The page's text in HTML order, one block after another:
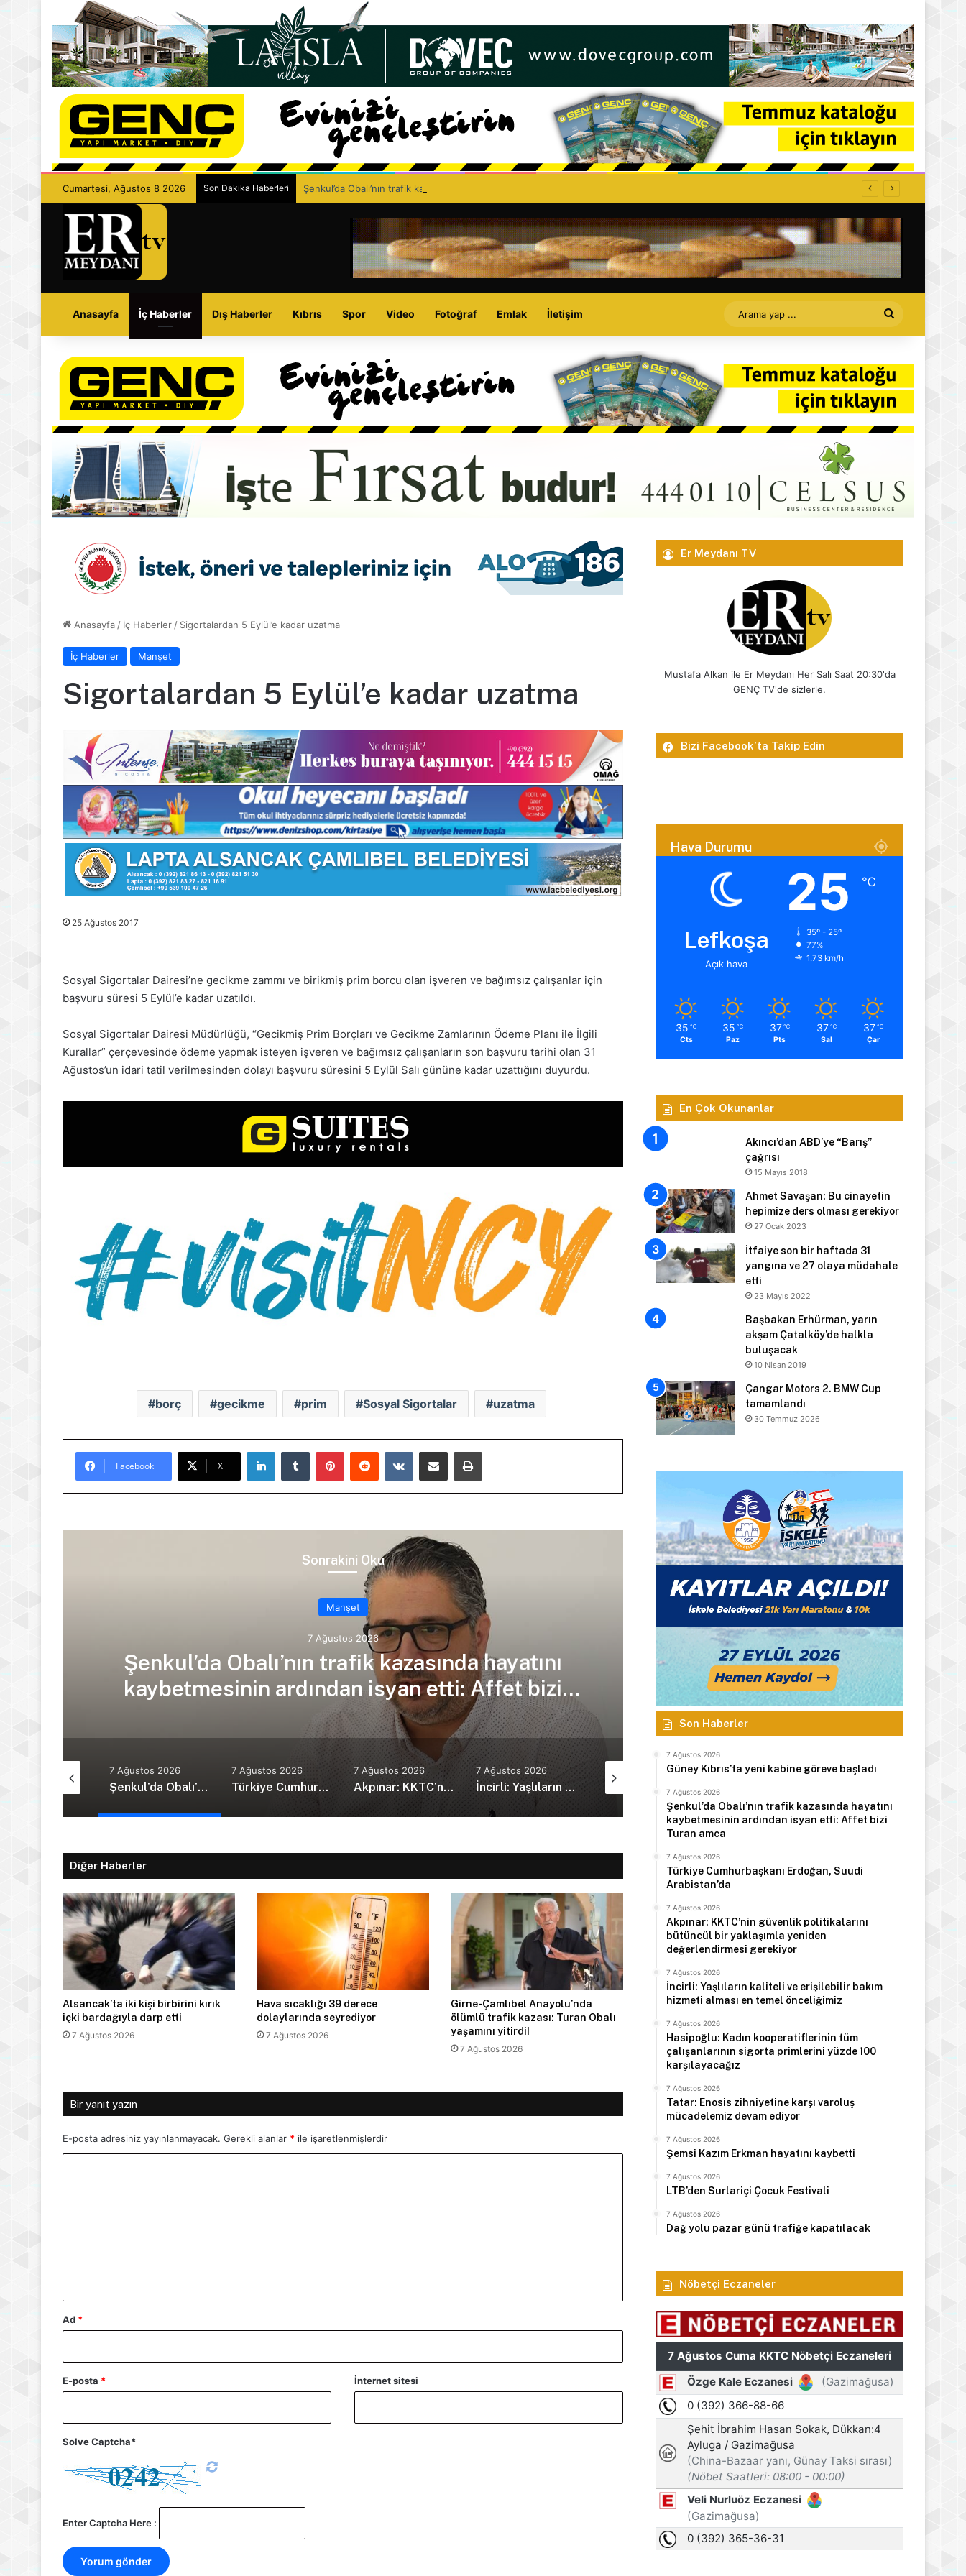
Cumartesi, Ağustos 8 2026 Son Dakika Haberleri Şenkul’da Obalı’nın trafik kazasında hayatını kaybetmesinin ardından isyan etti: Affet bizi Turan amca
Anasayfa İç Haberler Dış Haberler Kıbrıs Spor Video Fotoğraf Emlak İletişim
Arama
yap
...
Anasayfa / İç Haberler / Sigortalardan 5 Eylül’e kadar uzatma
İç Haberler Manşet
Sigortalardan 5 Eylül’e kadar uzatma
25 Ağustos 2017
Sosyal Sigortalar Dairesi’ne gecikme zammı ve birikmiş prim borcu olan işveren ve bağımsız çalışanlar için
başvuru süresi 5 Eylül’e kadar uzatıldı.
Sosyal Sigortalar Dairesi Müdürlüğü, “Gecikmiş Prim Borçları ve Gecikme Zamlarının Ödeme Planı ile İlgili
Kurallar” çerçevesinde ödeme yapmak isteyen işveren ve bağımsız çalışanların son başvuru tarihi olan 31
Ağustos’un idari tatil verilmesinden dolayı başvuru süresini 5 Eylül Salı gününe kadar uzattığını duyurdu.
borç gecikme prim Sosyal Sigortalar uzatma
Facebook X
LinkedInTumblr PinterestReddit VKontakteE-Posta ile paylaş Yazdır
Sonrakini Oku
Manşet
7 Ağustos 2026
Şenkul’da Obalı’nın trafik kazasında hayatını
kaybetmesinin ardından isyan etti: Affet bizi
Turan amca
7 Ağustos 2026
Türkiye Cumhurbaşkanı
Arabistan’da
7 Ağustos 2026
Şenkul’da Obalı’nın trafik kazasında hayatını kaybetmesinin ardından isyan etti: Affet bizi Turan amca
7 Ağustos 2026
Türkiye Cumhurbaşkanı Erdoğan, Suudi Arabistan’da
7 Ağustos 2026
Akpınar: KKTC’nin güvenlik politikalarını bütüncül bir yaklaşımla yeniden değerlendirmesi gerekiyor
7 Ağustos 2026
İncirli: Yaşlıların kaliteli ve erişilebilir bakım hizmeti alması en temel önceliğimiz
7 Ağustos 2026
Hasipoğlu: Kadın kooperatiflerinin tüm çalışanlarının sigorta primlerini yüzde 100 karşılayacağız
7 Ağustos 2026 7 Ağustos 2026
Diğer Haberler
Alsancak’ta iki kişi birbirini kırık
içki bardağıyla darp etti
7 Ağustos 2026
Hava sıcaklığı 39 derece
dolaylarında seyrediyor
7 Ağustos 2026
Girne-Çamlıbel Anayolu’nda
ölümlü trafik kazası: Turan Obalı
yaşamını yitirdi!
7 Ağustos 2026
Bir yanıt yazın
E-posta adresiniz yayınlanmayacak. Gerekli alanlar * ile işaretlenmişlerdir
Ad *
E-posta * İnternet sitesi
Solve Captcha*
Enter Captcha Here :
Er Meydanı TV
Mustafa Alkan ile Er Meydanı Her Salı Saat 20:30'da
GENÇ TV'de sizlerle.
Bizi Facebook’ta Takip Edin
Hava Durumu
Lefkoşa
Açık hava
25 ℃
35º - 25º
77%
1.73 km/h
35 ℃
Cts
35 ℃
Paz
37 ℃
Pts
37 ℃
Sal
37 ℃
Çar
En Çok Okunanlar
Akıncı’dan ABD’ye “Barış”
çağrısı
15 Mayıs 2018
Ahmet Savaşan: Bu cinayetin
hepimize ders olması gerekiyor
27 Ocak 2023
İtfaiye son bir haftada 31
yangına ve 27 olaya müdahale
etti
23 Mayıs 2022
Başbakan Erhürman, yarın
akşam Çatalköy’de halkla
buluşacak
10 Nisan 2019
Çangar Motors 2. BMW Cup
tamamlandı
30 Temmuz 2026
Son Haberler
7 Ağustos 2026
Güney Kıbrıs’ta yeni kabine göreve başladı
7 Ağustos 2026
Şenkul’da Obalı’nın trafik kazasında hayatını
kaybetmesinin ardından isyan etti: Affet bizi
Turan amca
7 Ağustos 2026
Türkiye Cumhurbaşkanı Erdoğan, Suudi
Arabistan’da
7 Ağustos 2026
Akpınar: KKTC’nin güvenlik politikalarını
bütüncül bir yaklaşımla yeniden
değerlendirmesi gerekiyor
7 Ağustos 2026
İncirli: Yaşlıların kaliteli ve erişilebilir bakım
hizmeti alması en temel önceliğimiz
7 Ağustos 2026
Hasipoğlu: Kadın kooperatiflerinin tüm
çalışanlarının sigorta primlerini yüzde 100
karşılayacağız
7 Ağustos 2026
Tatar: Enosis zihniyetine karşı varoluş
mücadelemiz devam ediyor
7 Ağustos 2026
Şemsi Kazım Erkman hayatını kaybetti
7 Ağustos 2026
LTB’den Surlariçi Çocuk Festivali
7 Ağustos 2026
Dağ yolu pazar günü trafiğe kapatılacak
Nöbetçi Eczaneler